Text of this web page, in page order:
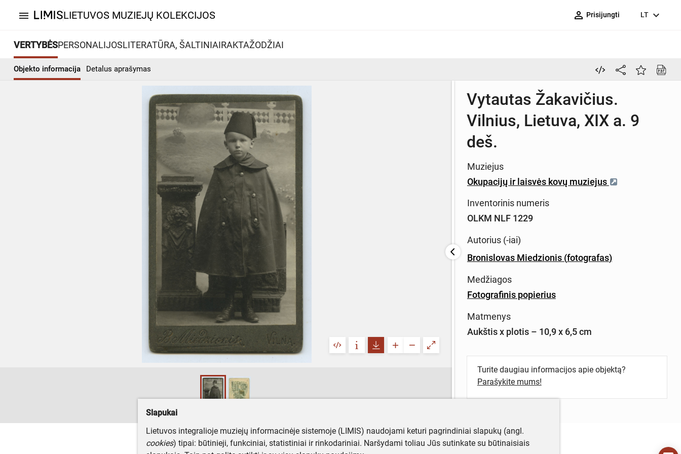
menu LIETUVOS MUZIEJŲ KOLEKCIJOS person_outline Prisijungti LT expand_more
VERTYBĖSPERSONALIJOSLITERATŪRA, ŠALTINIAIRAKTAŽODŽIAI
Objekto informacija Detalus aprašymas
Vytautas Žakavičius.
Vilnius, Lietuva, XIX a. 9
deš.
Muziejus
Okupacijų ir laisvės kovų muziejus
Inventorinis numeris
OLKM NLF 1229
Autorius (-iai)
Bronislovas Miedzionis (fotografas)
Medžiagos
Fotografinis popierius
Matmenys
Aukštis x plotis – 10,9 x 6,5 cm
Turite daugiau informacijos apie objektą?
Parašykite mums!
Slapukai
Lietuvos integralioje muziejų informacinėje sistemoje (LIMIS) naudojami keturi pagrindiniai slapukų (angl.
cookies) tipai: būtinieji, funkciniai, statistiniai ir rinkodariniai. Naršydami toliau Jūs sutinkate su būtinaisiais